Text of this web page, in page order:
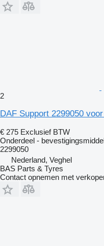
2
DAF Support 2299050
€ 275 Exclusief BTW
Onderdeel -
2299050
Nederland, Veghel
BAS Parts & Tyres
Contact opnemen met